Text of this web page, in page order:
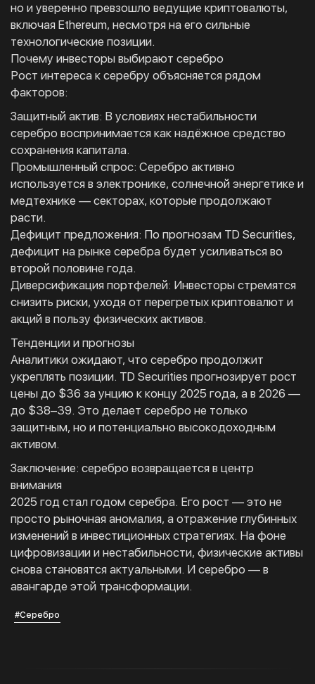
но и уверенно превзошло ведущие криптовалюты,
включая Ethereum, несмотря на его сильные
технологические позиции.
Почему инвесторы выбирают серебро
Рост интереса к серебру объясняется рядом
факторов:
Защитный актив: В условиях нестабильности
серебро воспринимается как надёжное средство
сохранения капитала.
Промышленный спрос: Серебро активно
используется в электронике, солнечной энергетике и
медтехнике — секторах, которые продолжают
расти.
Дефицит предложения: По прогнозам TD Securities,
дефицит на рынке серебра будет усиливаться во
второй половине года.
Диверсификация портфелей: Инвесторы стремятся
снизить риски, уходя от перегретых криптовалют и
акций в пользу физических активов.
Тенденции и прогнозы
Аналитики ожидают, что серебро продолжит
укреплять позиции. TD Securities прогнозирует рост
цены до $36 за унцию к концу 2025 года, а в 2026 —
до $38–39. Это делает серебро не только
защитным, но и потенциально высокодоходным
активом.
Заключение: серебро возвращается в центр
внимания
2025 год стал годом серебра. Его рост — это не
просто рыночная аномалия, а отражение глубинных
изменений в инвестиционных стратегиях. На фоне
цифровизации и нестабильности, физические активы
снова становятся актуальными. И серебро — в
авангарде этой трансформации.
#Серебро